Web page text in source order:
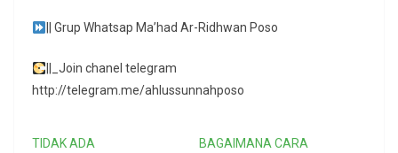
|| Grup Whatsap Ma’had Ar-Ridhwan Poso
||_Join chanel telegram
http://telegram.me/ahlussunnahposo
TIDAK ADA
BAGAIMANA CARA